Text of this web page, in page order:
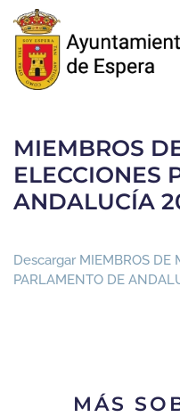
Skip to main content
MIEMBROS
ELECCIONES
ANDALUCÍA
Descargar MIEMBROS DE
PARLAMENTO DE
MÁS